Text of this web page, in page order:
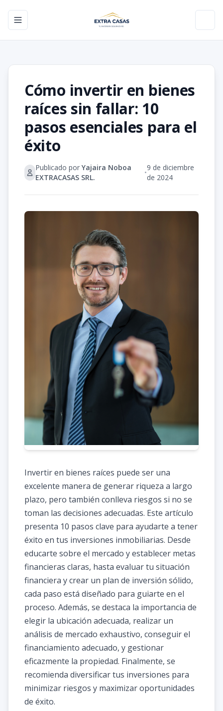
Toggle navigation menu
Cómo invertir en bienes
raíces sin fallar: 10
pasos esenciales para el
éxito
Publicado porYajaira Noboa
EXTRACASAS SRL.
•
9 de diciembre
de 2024
Invertir en bienes raíces puede ser una
excelente manera de generar riqueza a largo
plazo, pero también conlleva riesgos si no se
toman las decisiones adecuadas. Este artículo
presenta 10 pasos clave para ayudarte a tener
éxito en tus inversiones inmobiliarias. Desde
educarte sobre el mercado y establecer metas
financieras claras, hasta evaluar tu situación
financiera y crear un plan de inversión sólido,
cada paso está diseñado para guiarte en el
proceso. Además, se destaca la importancia de
elegir la ubicación adecuada, realizar un
análisis de mercado exhaustivo, conseguir el
financiamiento adecuado, y gestionar
eficazmente la propiedad. Finalmente, se
recomienda diversificar tus inversiones para
minimizar riesgos y maximizar oportunidades
de éxito.